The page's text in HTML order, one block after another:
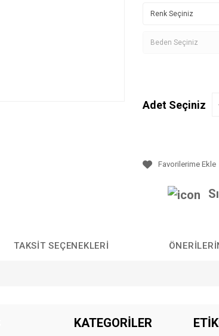
Adet Seçiniz
TAKSIT SEÇENEKLERI
Bu ürüne ilk yorumu siz yapın!
KATEGORİLER